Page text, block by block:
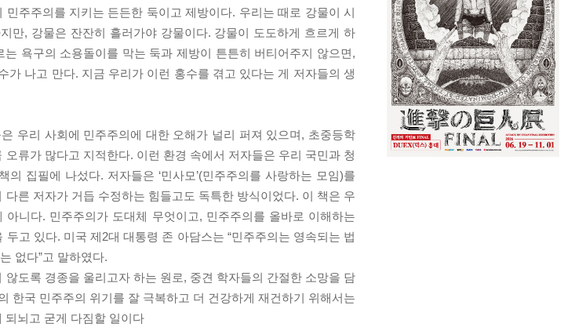
주주의를 지키는 든든한 둑이고 제방이다. 우리는 때로 강물이 시
만, 강물은 잔잔히 흘러가야 강물이다. 강물이 도도하게 흐르게 하
욕구의 소용돌이를 막는 둑과 제방이 튼튼히 버티어주지 않으면,
나고 만다. 지금 우리가 이런 홍수를 겪고 있다는 게 저자들의 생
우리 사회에 민주주의에 대한 오해가 널리 퍼져 있으며, 초중등학
류가 많다고 지적한다. 이런 환경 속에서 저자들은 우리 국민과 청
집필에 나섰다. 저자들은 ‘민사모’(민주주의를 사랑하는 모임)를
른 저자가 거듭 수정하는 힘들고도 독특한 방식이었다. 이 책은 우
니다. 민주주의가 도대체 무엇이고, 민주주의를 올바로 이해하는
고 있다. 미국 제2대 대통령 존 아담스는 “민주주의는 영속되는 법
없다”고 말하였다.
도록 경종을 울리고자 하는 원로, 중견 학자들의 간절한 소망을 담
한국 민주주의 위기를 잘 극복하고 더 건강하게 재건하기 위해서는
되뇌고 굳게 다짐할 일이다